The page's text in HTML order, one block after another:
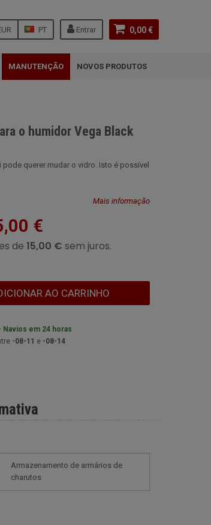
0,00 €
Entrar
PT
MANUTENÇÃO NOVOS PRODUTOS
o humidor Vega Black
querer mudar o vidro. Isto é possível
Mais informação
€
AO CARRINHO
Navios em 24 horas
-08-11 e -08-14
armazenamento de armários de
charutos